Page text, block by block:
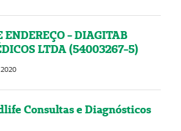
- DIAGITAB
LTDA (54003267-5)
Consultas e Diagnósticos